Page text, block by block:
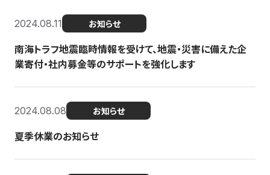
2024.08.11 お知らせ
南海トラフ地震臨時情報を受けて、地震・災害に備えた企
業寄付・社内募金等のサポートを強化します
2024.08.08 お知らせ
夏季休業のお知らせ